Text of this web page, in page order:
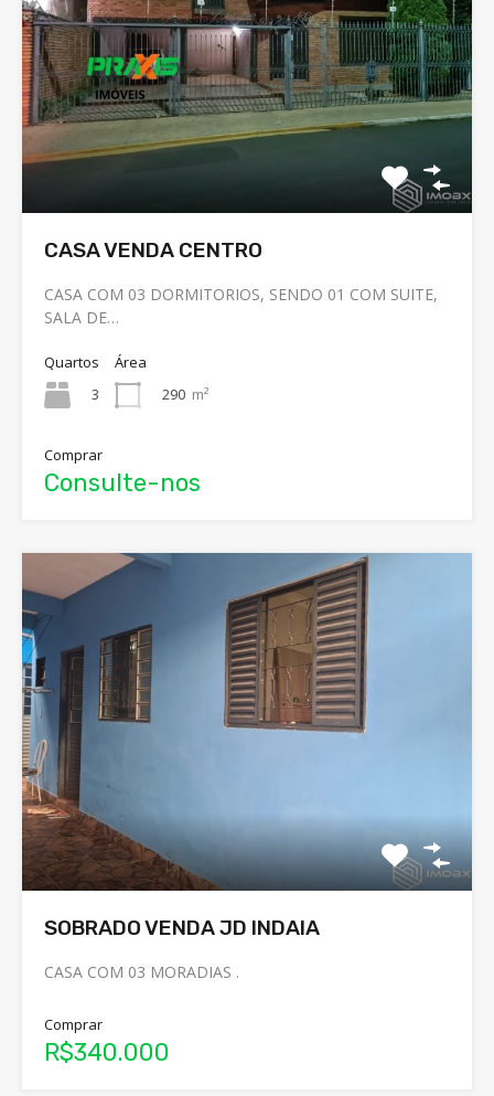
CASA VENDA CENTRO
CASA COM 03 DORMITORIOS, SENDO 01 COM SUITE,
SALA DE…
Quartos
3
Área
290 m²
Comprar
Consulte-nos
SOBRADO VENDA JD INDAIA
CASA COM 03 MORADIAS .
Comprar
R$340.000